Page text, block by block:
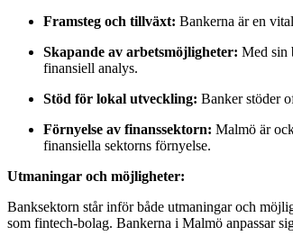
Framsteg och tillväxt: Bankerna är en
Skapande av arbetsmöjligheter: Med sin
finansiell analys.
Stöd för lokal utveckling: Banker stöder
Förnyelse av finanssektorn: Malmö är
finansiella sektorns förnyelse.
Utmaningar och möjligheter:
Banksektorn står inför både utmaningar och
som fintech-bolag. Bankerna i Malmö anpassar